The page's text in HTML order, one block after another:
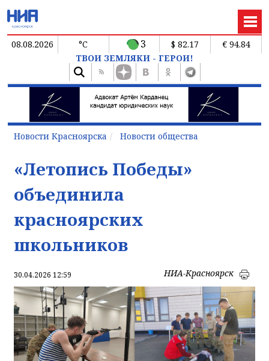
08.08.2026 °C 3 $ 82.17
€ 94.84
ТВОИ ЗЕМЛЯКИ - ГЕРОИ!
Новости Красноярска Новости общества
«Летопись Победы»
объединила
красноярских
школьников
30.04.2026 12:59 НИА-Красноярск